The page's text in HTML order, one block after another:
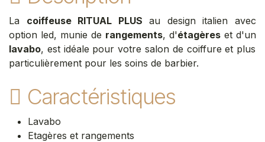
La coiffeuse RITUAL PLUS au design italien avec
option led, munie de rangements, d'étagères et d'un
lavabo, est idéale pour votre salon de coiffure et plus
particulièrement pour les soins de barbier.
Caractéristiques
Lavabo
Etagères et rangements